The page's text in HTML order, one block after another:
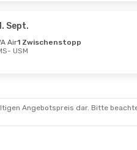
Sept.
Air1 Zwischenstopp
- USM
Angebotspreis dar. Bitte